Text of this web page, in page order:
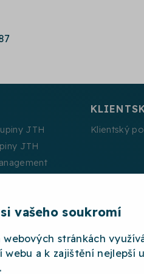
vašeho soukromí
webových stránkách
webu a k zajištění nejlepší
JTH
JTH
Klientský
OCHRANA OSOBNÍCH ÚDAJŮ